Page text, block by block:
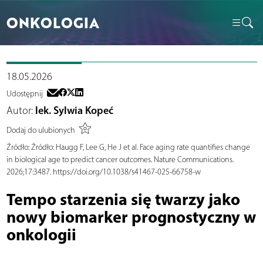
ONKOLOGIA
18.05.2026
Udostępnij
Autor: lek. Sylwia Kopeć
Dodaj do ulubionych
Źródło:Źródło: Haugg F, Lee G, He J et al. Face aging rate quantifies change
in biological age to predict cancer outcomes. Nature Communications.
2026;17:3487. https://doi.org/10.1038/s41467-025-66758-w
Tempo starzenia się twarzy jako
nowy biomarker prognostyczny w
onkologii